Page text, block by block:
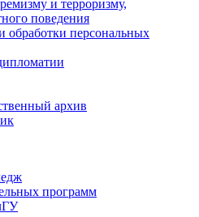
и терроризму,
поведения
персональных
архив
программ